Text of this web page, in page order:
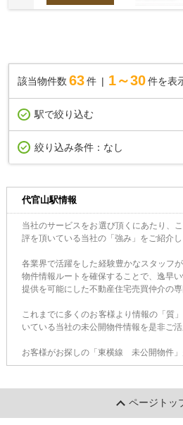
該当物件数 63件 1～30 件を表
駅で絞り込む
絞り込み条件： なし
代官山駅情報
当社のサービスをお選び頂くにあたり、
評を頂いている当社の「強み」をご紹介し
各業界で活躍をした経験豊かなスタッフ
物件情報ルートを確保することで、逸早
提供を可能にした不動産住宅売買仲介の専
これまでに多くのお客様より情報の「質
いている当社の未公開物件情報を是非ご活
お客様がお探しの「東横線 未公開物件」
ページトッ